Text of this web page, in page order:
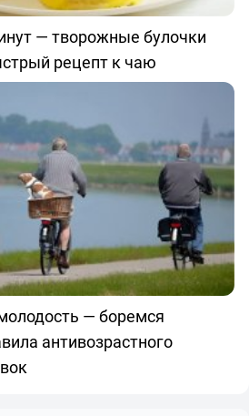
— творожные булочки
рецепт к чаю
— боремся
антивозрастного